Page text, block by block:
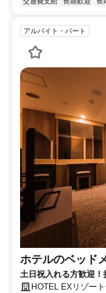
アルバイト・パート
ホテルのベッド
土日祝入れる方歓迎
HOTEL EXリゾー